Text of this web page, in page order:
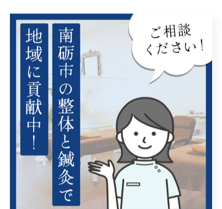
スポーツ
< 前のページ 一覧に戻る 次のページ >
関連タグ
#クリスタルプロジェクト
#合宿
#スポーツ整体
#クロスカントリースキー
#アルペンスキー
#バレーボール
#トレーニング
#サマーキャンプ